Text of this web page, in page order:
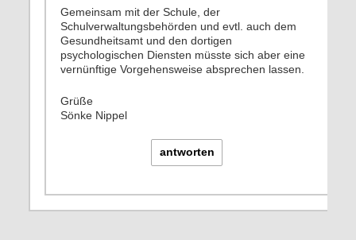
Gemeinsam mit der Schule, der
Schulverwaltungsbehörden und evtl. auch dem
Gesundheitsamt und den dortigen
psychologischen Diensten müsste sich aber eine
vernünftige Vorgehensweise absprechen lassen.
Grüße
Sönke Nippel
antworten